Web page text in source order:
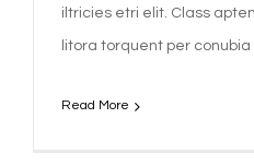
iltricies etri elit. Class
litora torquent per
Read More